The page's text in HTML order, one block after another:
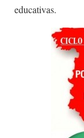
educativas.